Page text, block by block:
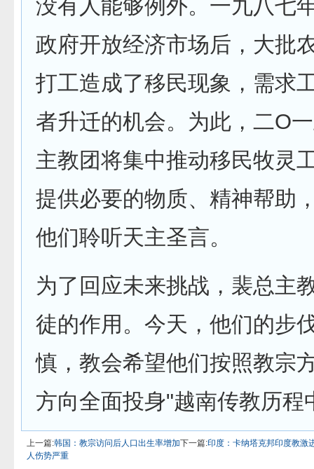
没有人能够例外。一九八七
政府开放经济市场后，大批
打工造成了移民现象，需求
者升迁的机会。为此，二O
主教团将集中推动移民牧灵
提供必要的物质、精神帮助
他们聆听天主圣言。
为了回应未来挑战，裴总主
徒的作用。今天，他们的步
慎，教会希望他们按照教宗
方向全面投身"越南传教历程
上一篇:韩国：教宗访问后人口出生率增加下一篇:印度：卡纳塔克邦印度教激
人伤势严重